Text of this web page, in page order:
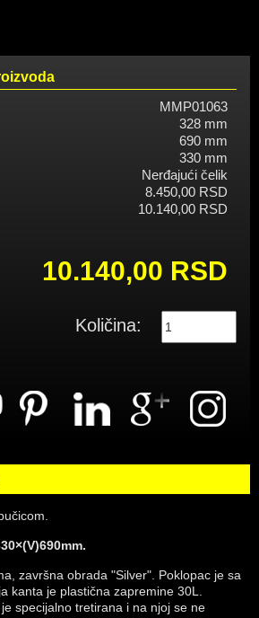
MMP01063
328 mm
690 mm
330 mm
Nerđajući čelik
8.450,00 RSD
10.140,00 RSD
10.140,00 RSD
Količina:
završna obrada "Silver". Poklopac je sa
kanta je plastična zapremine 30L.
specijalno tretirana i na njoj se ne